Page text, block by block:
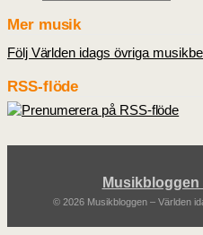
Mer musik
Följ Världen idags övriga
RSS-flöde
Musikbloggen
© 2026 Musikbloggen – Världen